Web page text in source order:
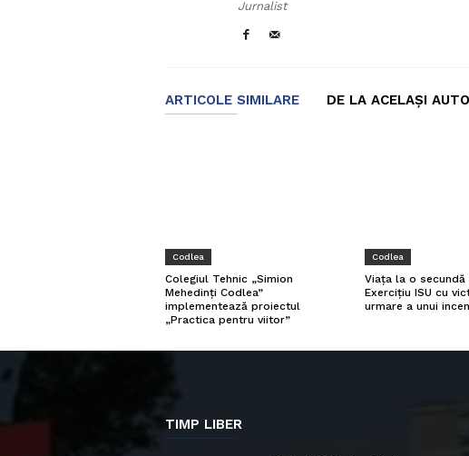
Jurnalist
ARTICOLE SIMILARE DE LA ACELAȘI
Codlea
Colegiul Tehnic „Simion
Mehedinți Codlea”
implementează proiectul
„Practica pentru viitor”
Codlea
Viața la o secundă
Exercițiu ISU cu
urmare a unui
TIMP LIBER